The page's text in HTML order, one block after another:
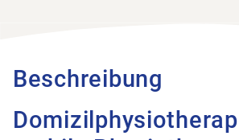
Beschreibung